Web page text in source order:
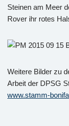
Stei­nen am Meer
Rover ihr rotes
Wei­te­re Bil­der zu
Ar­beit der DPSG
www.​stamm-